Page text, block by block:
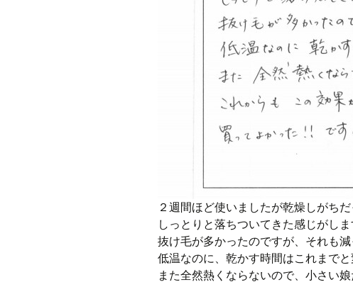
２週間ほど使いましたが乾燥しがちだ
しっとりと落ちついてきた感じがしま
抜け毛が多かったのですが、それも減
低温なのに、乾かす時間はこれまでと
また全然熱くならないので、小さい